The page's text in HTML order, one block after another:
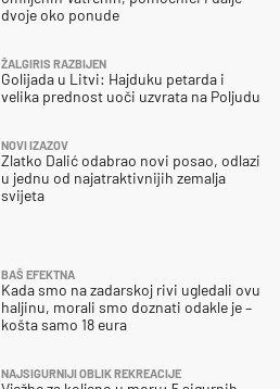
dvoje oko ponude
ŽALGIRIS RAZBIJEN
Golijada u Litvi: Hajduku petarda i
velika prednost uoči uzvrata na Poljudu
NOVI IZAZOV
Zlatko Dalić odabrao novi posao, odlazi
u jednu od najatraktivnijih zemalja
svijeta
BAŠ EFEKTNA
Kada smo na zadarskoj rivi ugledali ovu
haljinu, morali smo doznati odakle je –
košta samo 18 eura
NAJSIGURNIJI OBLIK REKREACIJE